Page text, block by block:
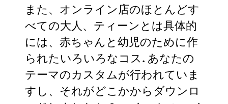
また、オンライン店のほとんどす
べての大人、ティーンとは具体的
には、赤ちゃんと幼児のために作
られたいろいろなコス. あなたの
テーマのカスタムが行われていま
すし、それがどこかからダウンロ